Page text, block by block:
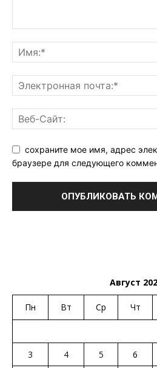
сохраните мое имя, адрес
браузере для следующего
Август
Пн Вт Ср Чт
3
4 5 6